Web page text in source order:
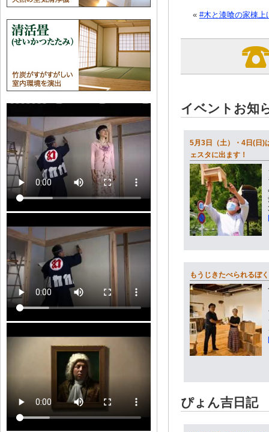
« #木と漆喰の家棟上
イベントお知
5月3日（土）・4日(日)
ェスタに出ます！
もうじきたべられるぼ
ぴょん吉日記